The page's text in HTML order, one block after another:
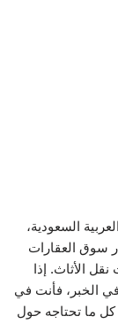
السعودية،
سوق العقارات
الأثاث. إذا
الخبر، فأنت في
ما تحتاجه حول